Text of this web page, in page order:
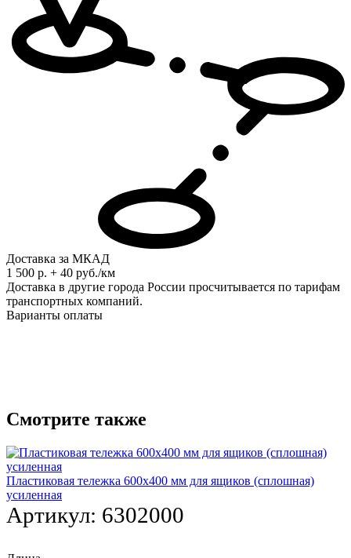
Доставка за МКАД
1 500 р. + 40 руб./км
Доставка в другие города России просчитывается по тарифам
транспортных компаний.
Варианты оплаты
Смотрите также
Пластиковая тележка 600х400 мм для ящиков (сплошная)
усиленная
Артикул: 6302000